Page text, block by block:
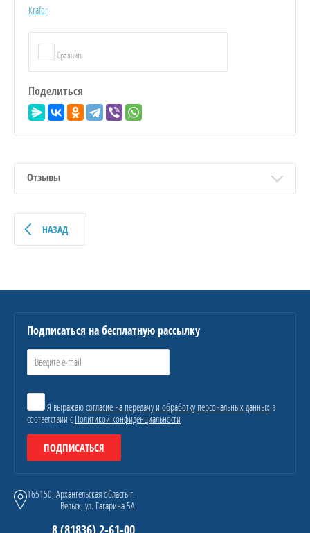
Krafor
Сравнить
Поделиться
Отзывы
НАЗАД
Подписаться на бесплатную рассылку
Я выражаюсогласие на передачу и обработку персональных данных в
соответствии с Политикой конфиденциальности
ПОДПИСАТЬСЯ
165150, Архангельская область г.
Вельск, ул. Гагарина 5А
8 (81836) 2-61-00